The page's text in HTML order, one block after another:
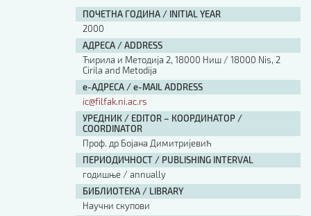
ПОЧЕТНА ГОДИНА / INITIAL YEAR
2000
АДРЕСА / ADDRESS
Ћирила и Методија 2, 18000 Ниш / 18000 Nis, 2
Cirila and Metodija
е-АДРЕСА / e-MAIL ADDRESS
ic@filfak.ni.ac.rs
УРЕДНИК / EDITOR – КООРДИНАТОР /
COORDINATOR
Проф. др Бојана Димитријевић
ПЕРИОДИЧНОСТ / PUBLISHING INTERVAL
годишње / annually
БИБЛИОТЕКА / LIBRARY
Научни скупови